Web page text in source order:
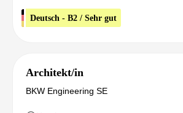
Deutsch - B2 / Sehr gut
Architekt/in
BKW Engineering SE